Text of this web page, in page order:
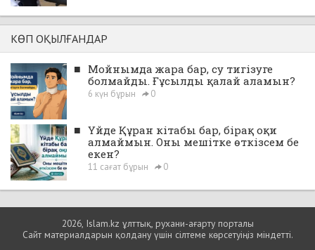
КӨП ОҚЫЛҒАНДАР
■ Мойнымда жара бар, су тигізуге
болмайды. Ғұсылды қалай аламын?
6 күн бұрын 0
■ Үйде Құран кітабы бар, бірақ оқи
алмаймын. Оны мешітке өткізсем бе
екен?
11 сағат бұрын 0
2026, Islam.kz ұлттық, рухани-ағарту порталы
Сайт материалдарын қолдану үшін сілтеме көрсетуіңіз міндетті.